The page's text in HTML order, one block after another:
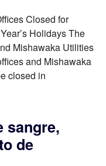
Closed for
Holidays The
Mishawaka Utilities
and Mishawaka
closed in
sangre,
de